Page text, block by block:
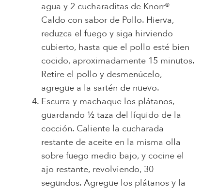
agua y 2 cucharaditas de Knorr®
Caldo con sabor de Pollo. Hierva,
reduzca el fuego y siga hirviendo
cubierto, hasta que el pollo esté bien
cocido, aproximadamente 15 minutos.
Retire el pollo y desmenúcelo,
agregue a la sartén de nuevo.
Escurra y machaque los plátanos,
guardando ½ taza del líquido de la
cocción. Caliente la cucharada
restante de aceite en la misma olla
sobre fuego medio bajo, y cocine el
ajo restante, revolviendo, 30
segundos. Agregue los plátanos y la